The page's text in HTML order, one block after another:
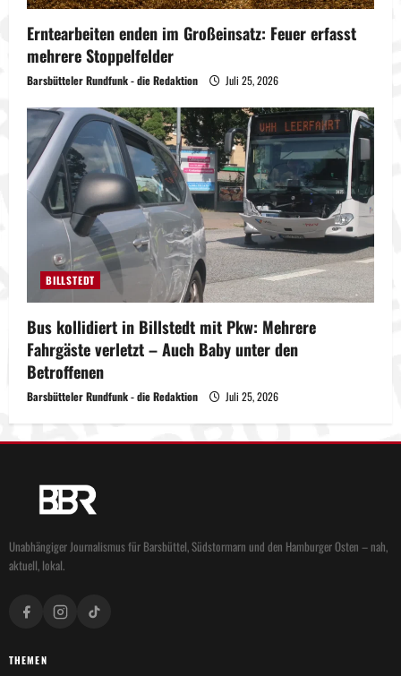
Erntearbeiten enden im Großeinsatz: Feuer erfasst
mehrere Stoppelfelder
Barsbütteler Rundfunk - die Redaktion Juli 25, 2026
BILLSTEDT
Bus kollidiert in Billstedt mit Pkw: Mehrere
Fahrgäste verletzt – Auch Baby unter den
Betroffenen
Barsbütteler Rundfunk - die Redaktion Juli 25, 2026
Unabhängiger Journalismus für Barsbüttel, Südstormarn und den Hamburger Osten – nah,
aktuell, lokal.
THEMEN